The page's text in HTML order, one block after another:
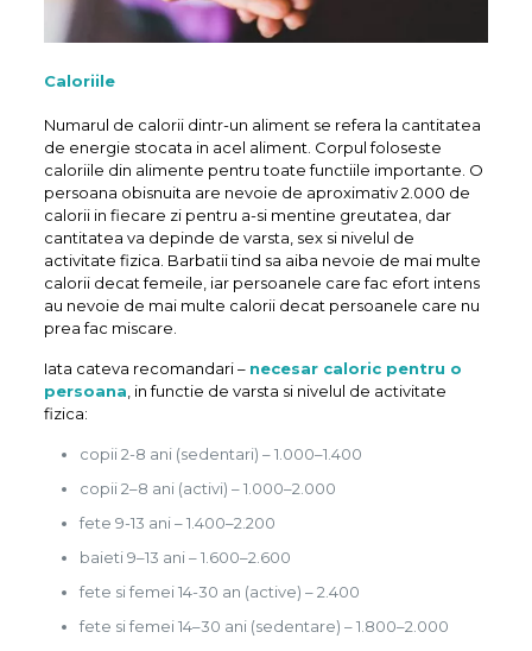
Caloriile
Numarul de calorii dintr-un aliment se refera la cantitatea
de energie stocata in acel aliment. Corpul foloseste
caloriile din alimente pentru toate functiile importante. O
persoana obisnuita are nevoie de aproximativ 2.000 de
calorii in fiecare zi pentru a-si mentine greutatea, dar
cantitatea va depinde de varsta, sex si nivelul de
activitate fizica. Barbatii tind sa aiba nevoie de mai multe
calorii decat femeile, iar persoanele care fac efort intens
au nevoie de mai multe calorii decat persoanele care nu
prea fac miscare.
Iata cateva recomandari – necesar caloric pentru o
persoana, in functie de varsta si nivelul de activitate
fizica:
copii 2-8 ani (sedentari) – 1.000–1.400
copii 2–8 ani (activi) – 1.000–2.000
fete 9-13 ani – 1.400–2.200
baieti 9–13 ani – 1.600–2.600
fete si femei 14-30 an (active) – 2.400
fete si femei 14–30 ani (sedentare) – 1.800–2.000